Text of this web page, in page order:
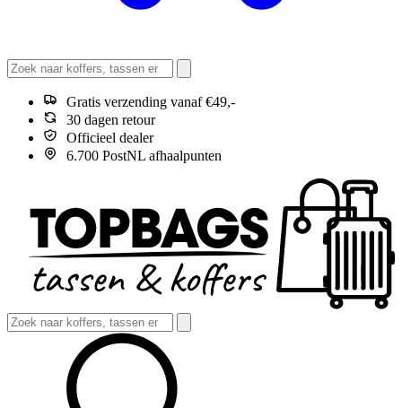
Gratis verzending vanaf €49,-
30 dagen retour
Officieel dealer
6.700 PostNL afhaalpunten